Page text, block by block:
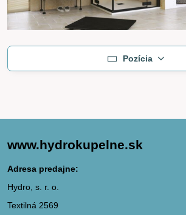
Pozícia
www.hydrokupelne.sk
Adresa predajne:
Hydro, s. r. o.
Textilná 2569